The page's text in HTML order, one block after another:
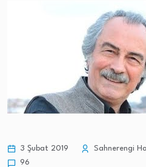
3 Şubat 2019 Sahnerengi
96